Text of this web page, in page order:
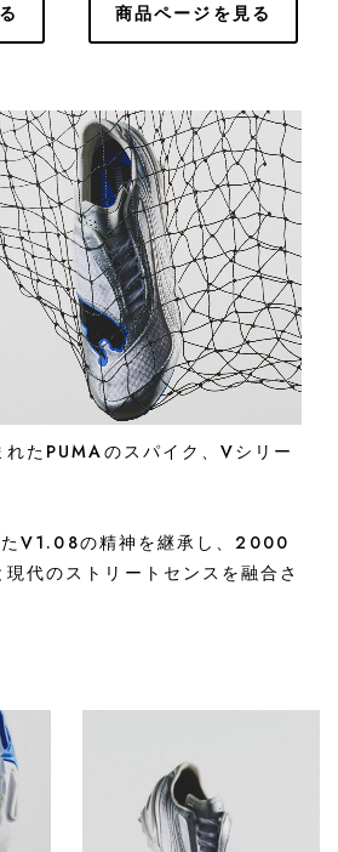
商品ページを見る
たPUMAのスパイク、Vシリー
V1.08の精神を継承し、2000
代のストリートセンスを融合さ